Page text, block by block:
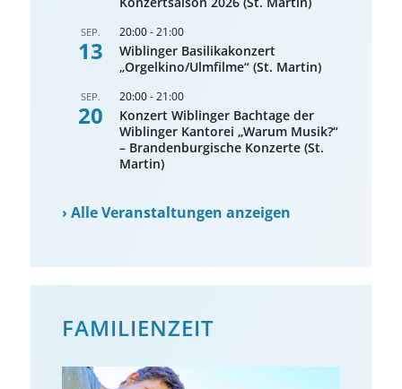
SEP.
13
20:00-21:00
Wiblinger Basilikakonzert
„Orgelkino/Ulmfilme“ (St. Martin)
SEP.
20
20:00-21:00
Konzert Wiblinger Bachtage der
Wiblinger Kantorei „Warum Musik?“
– Brandenburgische Konzerte (St.
Martin)
›Alle Veranstaltungen anzeigen
FAMILIENZEIT